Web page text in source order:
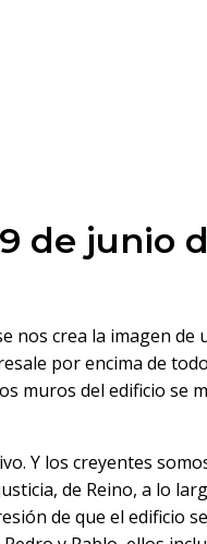
de junio
nos crea la imagen
por encima de
muros del edificio se
Y los creyentes
de Reino, a lo
de que el edificio